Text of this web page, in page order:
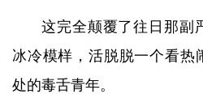
这完全颠覆了往日那副
冰冷模样，活脱脱一个看热
处的毒舌青年。